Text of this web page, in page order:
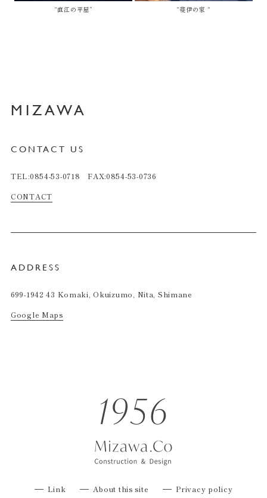
“直江の平屋” “斐伊の家 “
MIZAWA
CONTACT US
TEL:0854-53-0718 FAX:0854-53-0736
CONTACT
ADDRESS
699-1942 43 Komaki, Okuizumo, Nita, Shimane
Google Maps
Link About this site Privacy policy